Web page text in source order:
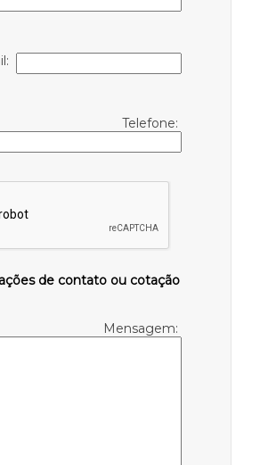
Telefone:
de contato ou cotação
Mensagem: